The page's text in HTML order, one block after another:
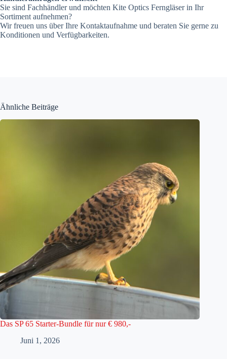
Sie sind Fachhändler und möchten Kite Optics Ferngläser in Ihr
Sortiment aufnehmen?
Wir freuen uns über Ihre Kontaktaufnahme und beraten Sie gerne zu
Konditionen und Verfügbarkeiten.
Ähnliche Beiträge
Das SP 65 Starter-Bundle für nur € 980,-
Juni 1, 2026